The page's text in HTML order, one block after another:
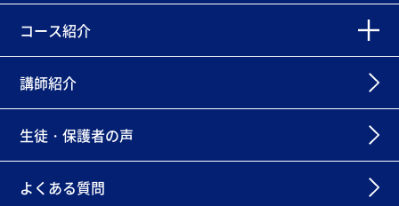
コース紹介
講師紹介
生徒・保護者の声
よくある質問